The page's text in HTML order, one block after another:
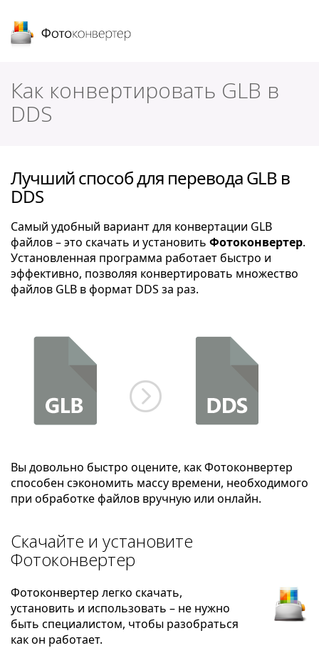
Как конвертировать GLB в
DDS
Лучший способ для перевода GLB в
DDS
Самый удобный вариант для конвертации GLB
файлов – это скачать и установить Фотоконвертер.
Установленная программа работает быстро и
эффективно, позволяя конвертировать множество
файлов GLB в формат DDS за раз.
Вы довольно быстро оцените, как Фотоконвертер
способен сэкономить массу времени, необходимого
при обработке файлов вручную или онлайн.
Скачайте и установите
Фотоконвертер
Фотоконвертер легко скачать,
установить и использовать – не нужно
быть специалистом, чтобы разобраться
как он работает.